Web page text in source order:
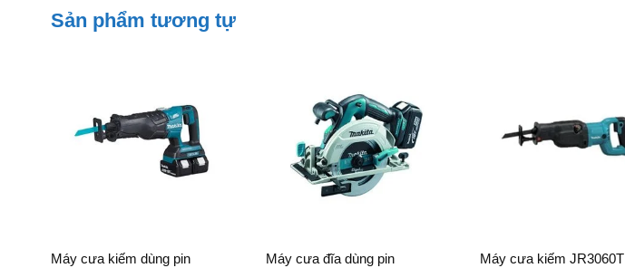
Sản phẩm tương tự
Máy cưa kiếm dùng pin
Máy cưa đĩa dùng pin
Máy cưa kiếm JR3060T